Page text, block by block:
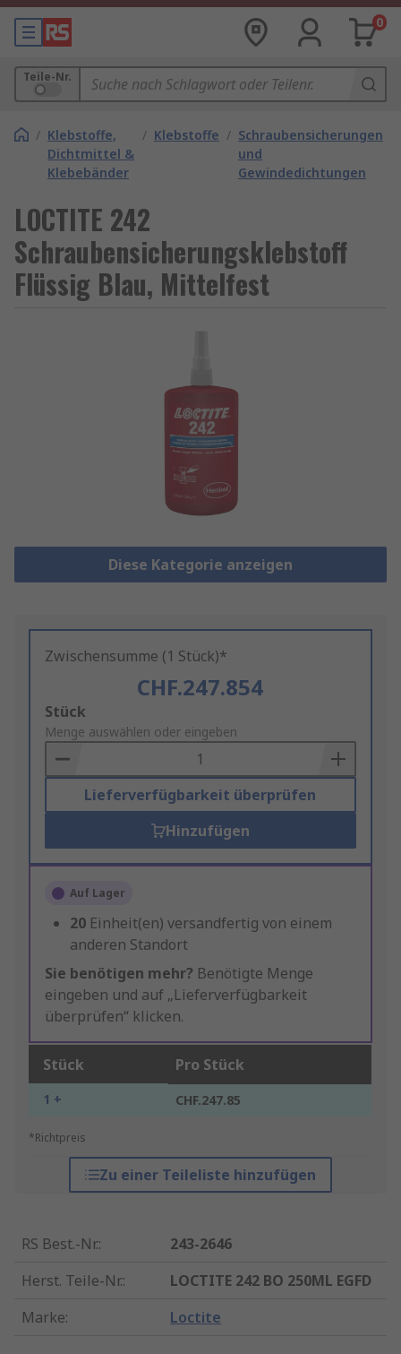
0
Teile-Nr.
/ Klebstoffe,
Dichtmittel &
Klebebänder
/ Klebstoffe / Schraubensicherungen
und
Gewindedichtungen
LOCTITE 242
Schraubensicherungsklebstoff
Flüssig Blau, Mittelfest
Diese Kategorie anzeigen
Zwischensumme (1 Stück)*
CHF.247.854
Add
to
Basket
Stück
Menge auswählen oder eingeben
Lieferverfügbarkeit überprüfen
Hinzufügen
Auf Lager
20 Einheit(en) versandfertig von einem
anderen Standort
Sie benötigen mehr? Benötigte Menge
eingeben und auf „Lieferverfügbarkeit
überprüfen“ klicken.
Stück Pro Stück
1 + CHF.247.85
*Richtpreis
Zu einer Teileliste hinzufügen
RS Best.-Nr.:
243-2646
Herst. Teile-Nr.:
LOCTITE 242 BO 250ML EGFD
Marke: Loctite